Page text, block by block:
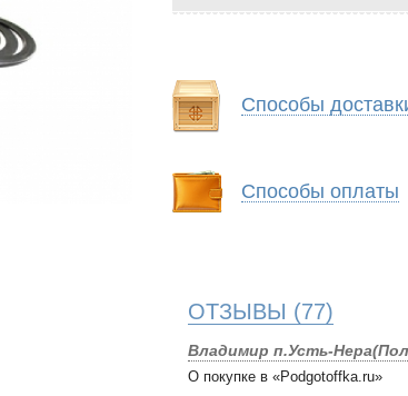
Способы
Способы оплаты
ОТЗЫВЫ (77)
Владимир п.Усть-
О покупке в «Podgotoffka.ru»